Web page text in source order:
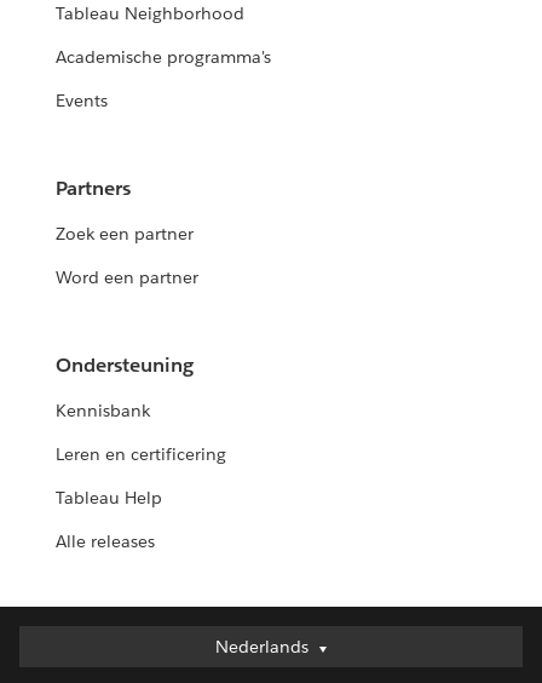
Tableau Neighborhood
Academische programma's
Events
Partners
Zoek een partner
Word een partner
Ondersteuning
Kennisbank
Leren en certificering
Tableau Help
Alle releases
Nederlands
Nederlands